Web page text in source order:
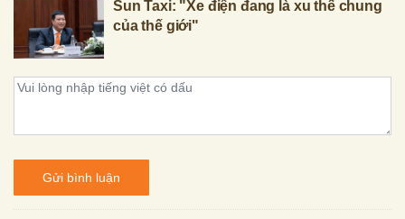
Sun Taxi: "Xe điện đang là xu thế chung
của thế giới"
Gửi bình luận